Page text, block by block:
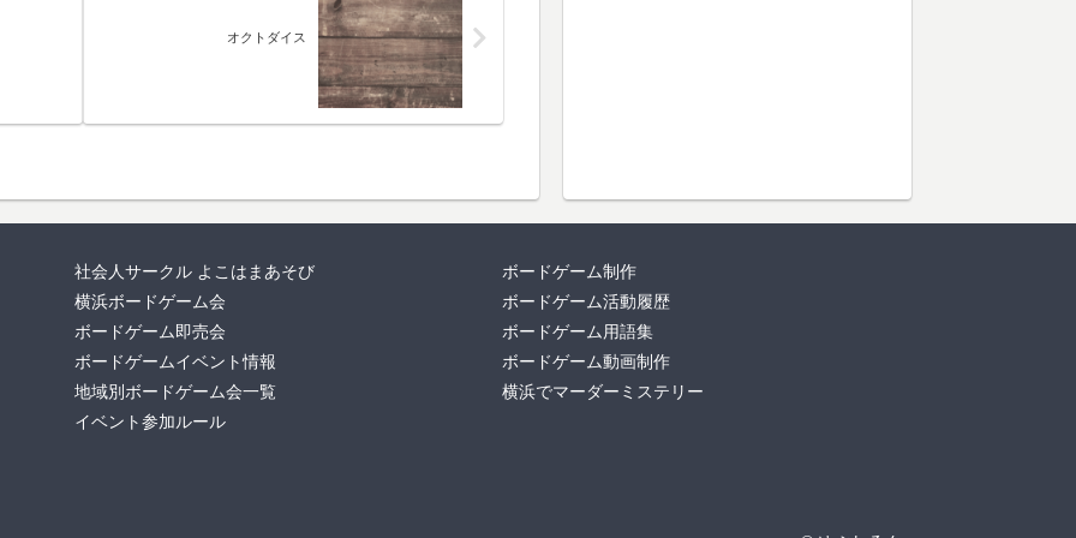
オクトダイス
社会人サークル よこはまあそび
横浜ボードゲーム会
ボードゲーム即売会
ボードゲームイベント情報
地域別ボードゲーム会一覧
イベント参加ルール
ボードゲーム制作
ボードゲーム活動履歴
ボードゲーム用語集
ボードゲーム動画制作
横浜でマーダーミステリー